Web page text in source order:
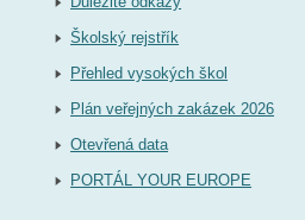
Školský rejstřík
Přehled vysokých škol
Plán veřejných zakázek 2026
Otevřená data
PORTÁL YOUR EUROPE